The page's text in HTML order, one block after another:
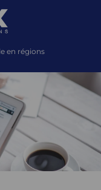
en régions